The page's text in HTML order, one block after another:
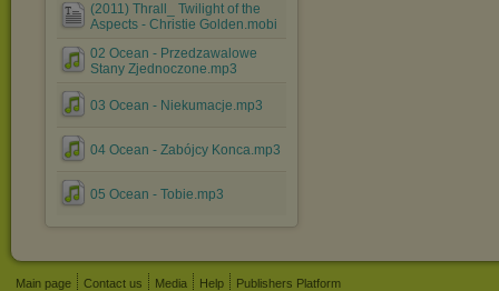
(2011) Thrall_ Twilight of the
Aspects - Christie Golden.mobi
02 Ocean - Przedzawalowe
Stany Zjednoczone.mp3
03 Ocean - Niekumacje.mp3
04 Ocean - Zabójcy Konca.mp3
05 Ocean - Tobie.mp3
Main page Contact us Media Help
Publishers Platform